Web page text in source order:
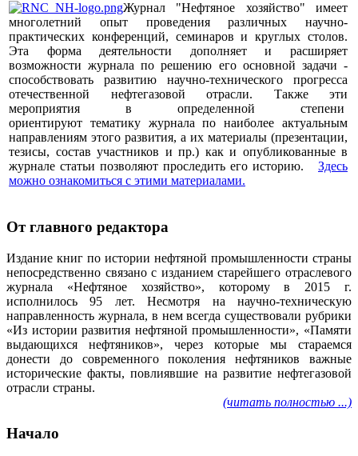
Журнал "Нефтяное хозяйство" имеет
многолетний опыт проведения различных научно-
практических конференций, семинаров и круглых столов.
Эта форма деятельности дополняет и расширяет
возможности журнала по решению его основной задачи -
способствовать развитию научно-технического прогресса
отечественной нефтегазовой отрасли. Также эти
мероприятия в определенной степени
ориентируют тематику журнала по наиболее актуальным
направлениям этого развития, а их материалы (презентации,
тезисы, состав участников и пр.) как и опубликованные в
журнале статьи позволяют проследить его историю. Здесь
можно ознакомиться с этими материалами.
От главного редактора
Издание книг по истории нефтяной промышленности страны
непосредственно связано с изданием старейшего отраслевого
журнала «Нефтяное хозяйство», которому в 2015 г.
исполнилось 95 лет. Несмотря на научно-техническую
направленность журнала, в нем всегда существовали рубрики
«Из истории развития нефтяной промышленности», «Памяти
выдающихся нефтяников», через которые мы стараемся
донести до современного поколения нефтяников важные
исторические факты, повлиявшие на развитие нефтегазовой
отрасли страны.
(читать полностью ...)
Начало